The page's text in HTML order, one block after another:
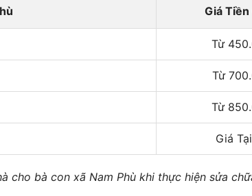
Giá
Từ
Từ
Từ
Giá
cho bà con xã Nam Phù khi thực hiện sửa